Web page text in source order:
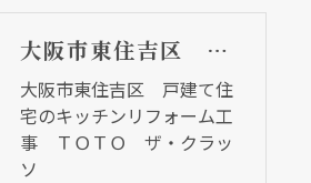
大阪市東住吉区 戸建て住宅のキッチンリフォーム工事 ＴＯＴＯ ザ・クラッソ
大阪市東住吉区 戸建て住
宅のキッチンリフォーム工
事 ＴＯＴＯ ザ・クラッ
ソ